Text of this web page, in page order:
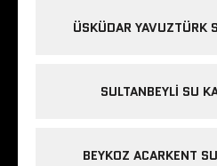
ÜSKÜDAR YAVUZTÜRK
SULTANBEYLI SU
BEYKOZ ACARKENT